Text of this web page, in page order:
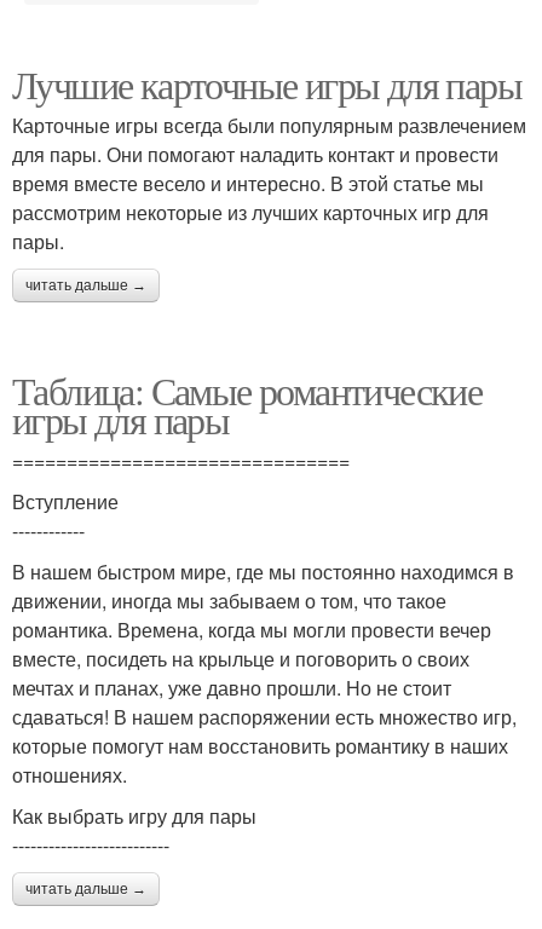
Лучшие карточные игры для пары
Карточные игры всегда были популярным развлечением
для пары. Они помогают наладить контакт и провести
время вместе весело и интересно. В этой статье мы
рассмотрим некоторые из лучших карточных игр для
пары.
читать дальше →
Таблица: Самые романтические
игры для пары
===============================
Вступление
------------
В нашем быстром мире, где мы постоянно находимся в
движении, иногда мы забываем о том, что такое
романтика. Времена, когда мы могли провести вечер
вместе, посидеть на крыльце и поговорить о своих
мечтах и планах, уже давно прошли. Но не стоит
сдаваться! В нашем распоряжении есть множество игр,
которые помогут нам восстановить романтику в наших
отношениях.
Как выбрать игру для пары
--------------------------
читать дальше →